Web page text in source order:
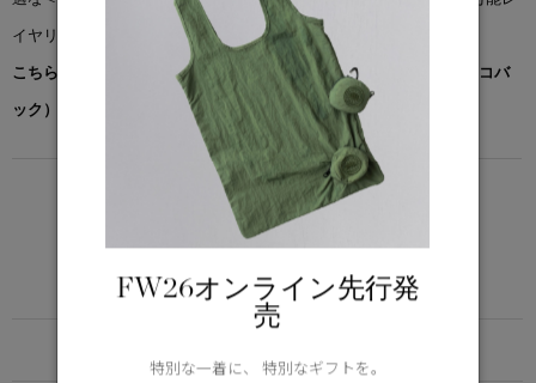
イヤリングアイテムです。
こちらの商品には先着でノベルティー（オリジナルポケッタブルエコバ
ック）をプレゼント。※なくなり次第終了となります。
LIGHTWEIGHT
5°C / -5°C
アクティブな活動に適した軽さ
Learn more about TEI
FW26オンライン先行発
売
特別な一着に、 特別なギフトを。